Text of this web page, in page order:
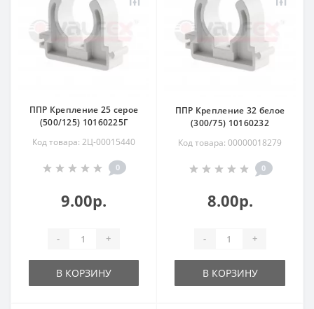
ППР Крепление 25 серое
(500/125) 10160225Г
Код товара: 2Ц-00015440
0
9.00р.
- +
В КОРЗИНУ
ППР Крепление 32 белое
(300/75) 10160232
Код товара: 00000018279
0
8.00р.
- +
В КОРЗИНУ